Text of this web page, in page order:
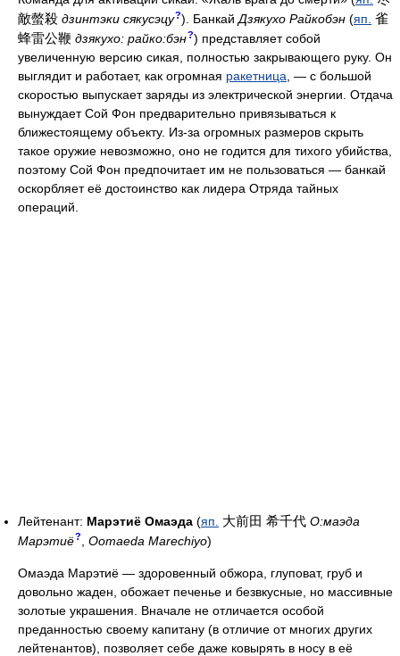
敵螫殺 дзинтэки сякусэцу?). БанкайДзякухо Райкобэн (яп. 雀
蜂雷公鞭 дзякухо: райко:бэн?) представляет собой
увеличенную версию сикая, полностью закрывающего руку. Он
выглядит и работает, как огромная ракетница, — с большой
скоростью выпускает заряды из электрической энергии. Отдача
вынуждает Сой Фон предварительно привязываться к
ближестоящему объекту. Из-за огромных размеров скрыть
такое оружие невозможно, оно не годится для тихого убийства,
поэтому Сой Фон предпочитает им не пользоваться — банкай
оскорбляет её достоинство как лидера Отряда тайных
операций.
Лейтенант: Марэтиё Омаэда (яп. 大前田 希千代 О:маэда
Марэтиё? ,Oomaeda Marechiyo)
Омаэда Марэтиё — здоровенный обжора, глуповат, груб и
довольно жаден, обожает печенье и безвкусные, но массивные
золотые украшения. Вначале не отличается особой
преданностью своему капитану (в отличие от многих других
лейтенантов), позволяет себе даже ковырять в носу в её